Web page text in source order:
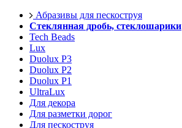
Абразивы для пескоструя
Стеклянная дробь, стеклошарики
Tech Beads
Lux
Duolux P3
Duolux P2
Duolux P1
UltraLux
Для декора
Для разметки дорог
Для пескоструя